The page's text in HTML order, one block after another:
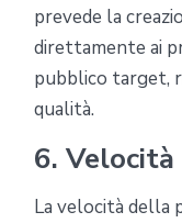
prevede la
direttamente ai
pubblico target,
qualità.
6.
La velocità della